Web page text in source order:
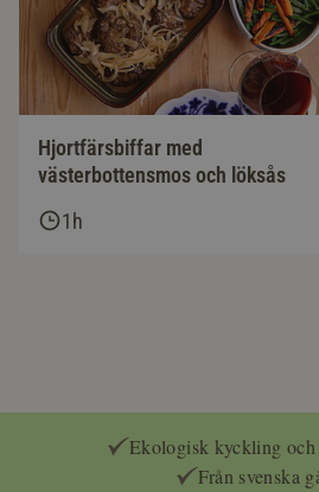
Hjortfärsbiffar med
västerbottensmos och löksås
1h
Ekologisk kyckling och
Från svenska